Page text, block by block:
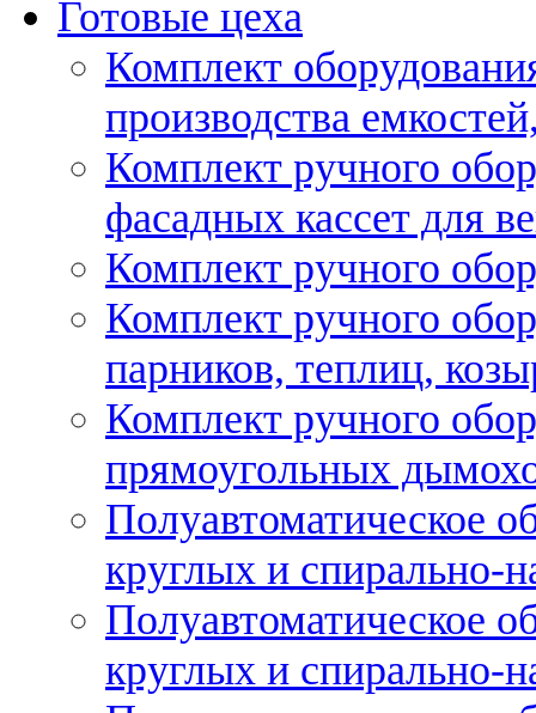
Готовые цеха
Комплект
производства
Комплект ручного
фасадных кассет для
Комплект ручного
Комплект ручного
парников, теплиц,
Комплект ручного
прямоугольных
Полуавтоматическое
круглых и спирально-
Полуавтоматическое
круглых и спирально-